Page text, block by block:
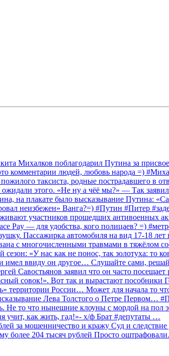
Михалков поблагодарил Путина за
комментарии людей, любовь народа =)
таксиста, родные пострадавшего в
этого. «Не ну а чёё мы?» — Так
на плакате было высказывание Путина:
неизбежен» Ванга?=) #Путин #Питер
участников прошедших антивоенных
Pay — для удобства, кого полицаев? =)
Пассажирка автомобиля на вид 17-18
с многочисленными травмами в тяжёлом
«У нас как не понос, так золотуха: то
и имел ввиду он другое… Слушайте сами,
Савостьянов заявил что он часто
совок!». Вот так и вырастают пособники
территории России… Может для начала то
Лева Толстого о Петре Первом…
Не то что нынешние клоуны с мордой на пол
учит, как жить, гад!»- х/ф Брат #депутаты …
за мошенничество и кражу Суд и
более 204 тысяч рублей Просто